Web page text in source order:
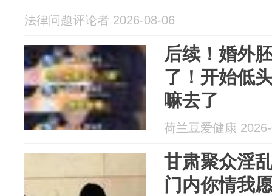
法律问题评论者 2026-08-06
后续！婚外
了！开始低
嘛去了
荷兰豆爱健康
甘肃聚众淫
门内你情我